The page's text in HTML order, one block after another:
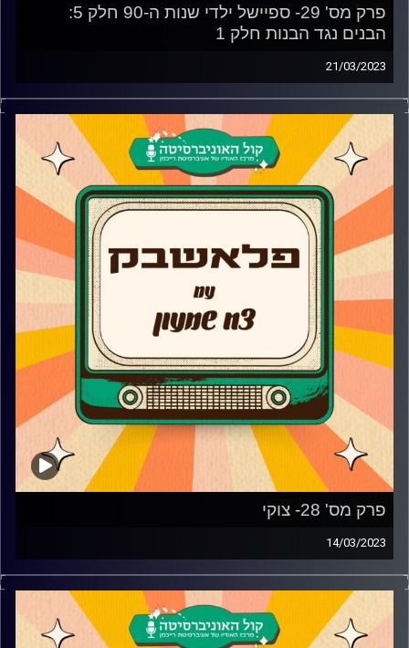
פרק מס' 29- ספיישל ילדי שנות ה-90 חלק 5:
הבנים נגד הבנות חלק 1
21/03/2023
ילדי שנות ה-90 מגיעים לאולפן "פלאשבק" לשני ספיישלים
בהם ינסו להבין מי המין הכי טוב והכי חזק- הבנים או הבנות?
בשני הספיישלים הקרובים יתחרו שתי הקבוצות על התואר
הנכסף ובנוסף נדבר על השונות בין המינים והאם התחרות
הזאת באמת הכרחית?
משתתפים:
הבנים- בן בן מורן, נדב בנודיס, רזיאל יהודאי
הבנות- נויה בן ארוש, שלהבת שרון, דניאל גולדברג
קרדיט תמונות:AudioVersity
פרק מס' 28- צוקי
14/03/2023
האיש והביט מגיע לאולפן פלאשבק ומדבר על ההתחלה בתור
ילד ממודיעין שרק רצה ליצור מוזיקה לחברים והפך להצלחה
גדולה, מה הכי השפיע עליו במוזיקה שהוא יוצר ולמה
הפסטיגל הוא בית ספר אחד גדול לאמנים?